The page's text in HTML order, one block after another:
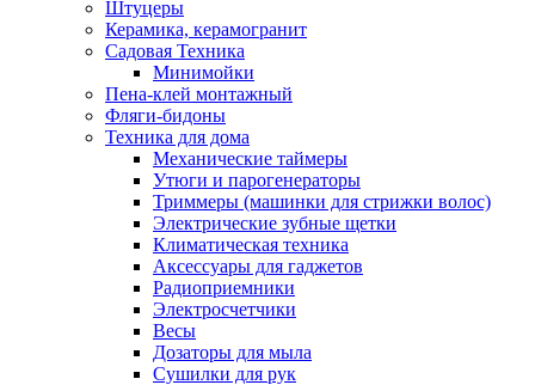
Штуцеры
Керамика, керамогранит
Садовая Техника
Минимойки
Пена-клей монтажный
Фляги-бидоны
Техника для дома
Механические таймеры
Утюги и парогенераторы
Триммеры (машинки для стрижки волос)
Электрические зубные щетки
Климатическая техника
Аксессуары для гаджетов
Радиоприемники
Электросчетчики
Весы
Дозаторы для мыла
Сушилки для рук